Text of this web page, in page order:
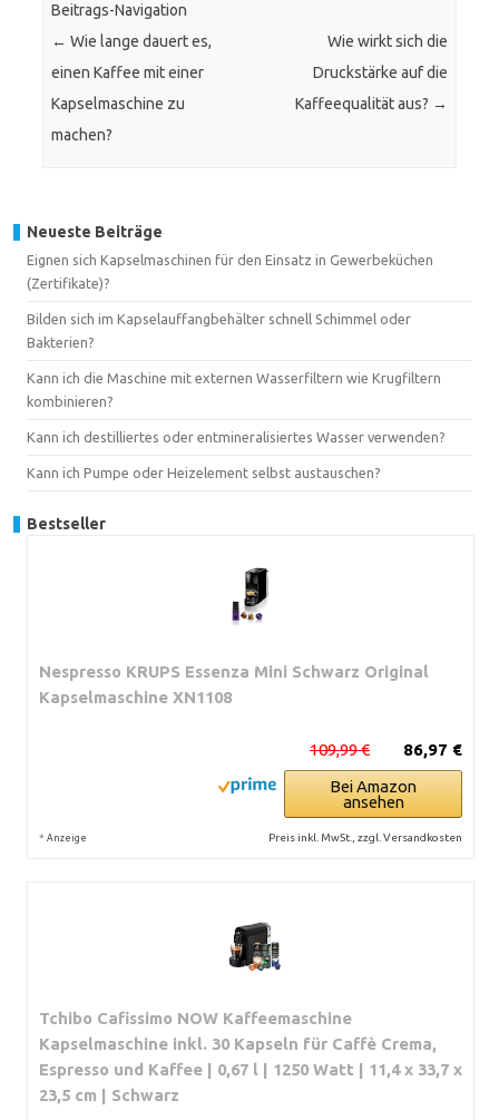
Beitrags-Navigation
← Wie lange dauert es,
einen Kaffee mit einer
Kapselmaschine zu
machen?
Wie wirkt sich die
Druckstärke auf die
Kaffeequalität aus? →
Neueste Beiträge
Eignen sich Kapselmaschinen für den Einsatz in Gewerbeküchen
(Zertifikate)?
Bilden sich im Kapselauffangbehälter schnell Schimmel oder
Bakterien?
Kann ich die Maschine mit externen Wasserfiltern wie Krugfiltern
kombinieren?
Kann ich destilliertes oder entmineralisiertes Wasser verwenden?
Kann ich Pumpe oder Heizelement selbst austauschen?
Bestseller
Nespresso KRUPS Essenza Mini Schwarz Original
Kapselmaschine XN1108
86,97 €
109,99 €
Bei Amazon
ansehen
* Anzeige Preis inkl. MwSt., zzgl. Versandkosten
Tchibo Cafissimo NOW Kaffeemaschine
Kapselmaschine inkl. 30 Kapseln für Caffè Crema,
Espresso und Kaffee | 0,67 l | 1250 Watt | 11,4 x 33,7 x
23,5 cm | Schwarz